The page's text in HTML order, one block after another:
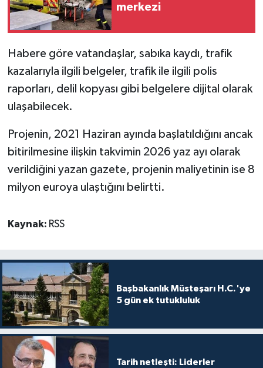
merkezi
Habere göre vatandaşlar, sabıka kaydı, trafik
kazalarıyla ilgili belgeler, trafik ile ilgili polis
raporları, delil kopyası gibi belgelere dijital olarak
ulaşabilecek.
Projenin, 2021 Haziran ayında başlatıldığını ancak
bitirilmesine ilişkin takvimin 2026 yaz ayı olarak
verildiğini yazan gazete, projenin maliyetinin ise 8
milyon euroya ulaştığını belirtti.
Kaynak: RSS
Başbakanlık Müsteşarı H.C.'ye
5 gün ek tutukluluk
Tarih netleşti: Liderler
SAĞLIK
SPOR
TATLISU
TEKNOLOJİ
TİCARET
YAŞAM